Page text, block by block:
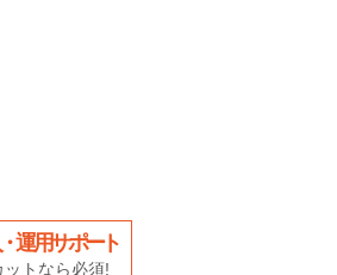
運用サポート
トなら必須!